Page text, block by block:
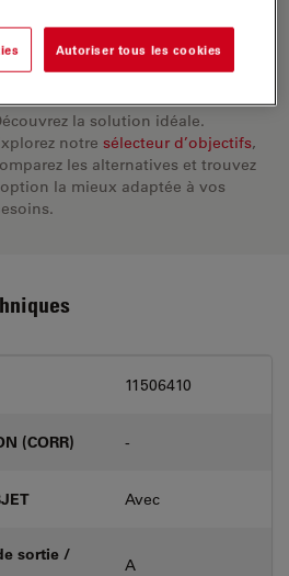
la solution idéale.
notre sélecteur d’objectifs,
les alternatives et trouvez
la mieux adaptée à vos
11506410
(CORR) -
Avec
sortie /
A
Autoriser tous les cookies